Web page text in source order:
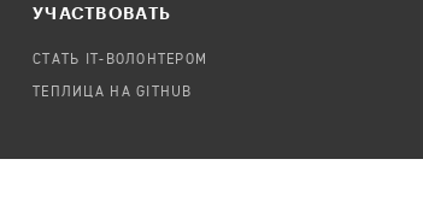
УЧАСТВОВАТЬ
СТАТЬ IT-ВОЛОНТЕРОМ
ТЕПЛИЦА НА GITHUB